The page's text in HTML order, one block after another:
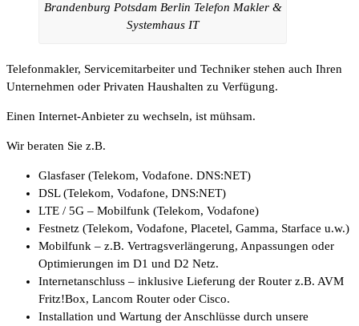
Brandenburg Potsdam Berlin Telefon Makler &
Systemhaus IT
Telefonmakler, Servicemitarbeiter und Techniker stehen auch Ihren
Unternehmen oder Privaten Haushalten zu Verfügung.
Einen Internet-Anbieter zu wechseln, ist mühsam.
Wir beraten Sie z.B.
Glasfaser (Telekom, Vodafone. DNS:NET)
DSL (Telekom, Vodafone, DNS:NET)
LTE / 5G – Mobilfunk (Telekom, Vodafone)
Festnetz (Telekom, Vodafone, Placetel, Gamma, Starface u.w.)
Mobilfunk – z.B. Vertragsverlängerung, Anpassungen oder
Optimierungen im D1 und D2 Netz.
Internetanschluss – inklusive Lieferung der Router z.B. AVM
Fritz!Box, Lancom Router oder Cisco.
Installation und Wartung der Anschlüsse durch unsere